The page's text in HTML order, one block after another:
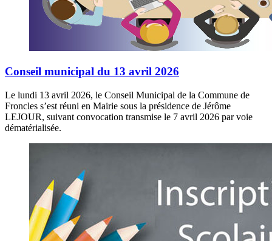
Conseil municipal du 13 avril 2026
Le lundi 13 avril 2026, le Conseil Municipal de la Commune de
Froncles s’est réuni en Mairie sous la présidence de Jérôme
LEJOUR, suivant convocation transmise le 7 avril 2026 par voie
dématérialisée.